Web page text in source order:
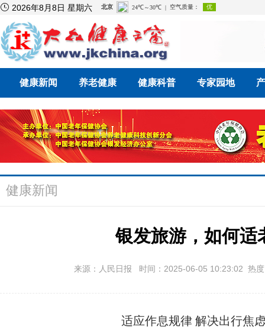
 2026年8月8日 星期六
健康新闻 养老健康 健康科普 专家园地
健康新闻
银发旅游，如何适
来源：人民日报 时间：2025-06-05 10:23:02 热
适应作息规律 解决出行焦